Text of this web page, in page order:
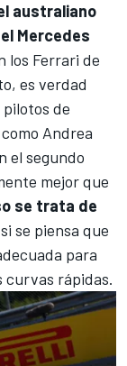
australiano
Mercedes
los Ferrari de
es verdad
de
Andrea
el segundo
mejor que
se trata de
se piensa que
para
curvas rápidas.